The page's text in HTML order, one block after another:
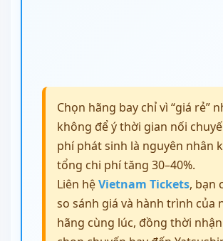
Vietnam Ticketshỗ trợ:
✅ So sánh chi tiết giá, dịch vụ
bay của hãng
✅ Giữ chỗ ưu đãi chỉ
109 USD
hãng phù hợp nhất
✅ Hỗ trợ mua hành lý giá ưu
✅ Hoàn đổi vé linh hoạt